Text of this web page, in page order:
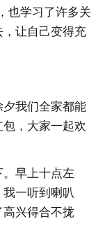
也学习了许多关
让自己变得充
我们全家都能
，大家一起欢
早上十点左
一听到喇叭
兴得合不拢